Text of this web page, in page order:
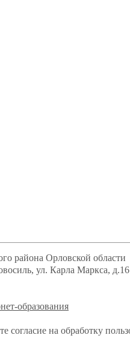
района Орловской области
ул. Карла Маркса, д.16
образования
согласие на обработку